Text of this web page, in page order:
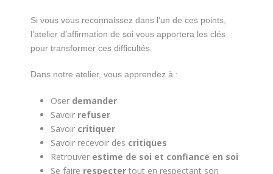
Si vous vous reconnaissez dans l’un de ces points,
l’atelier d’affirmation de soi vous apportera les clés
pour transformer ces difficultés.
Dans notre atelier, vous apprendez à :
Oser demander
Savoir refuser
Savoir critiquer
Savoir recevoir des critiques
Retrouver estime de soi et confiance en soi
Se faire respectertout en respectant son